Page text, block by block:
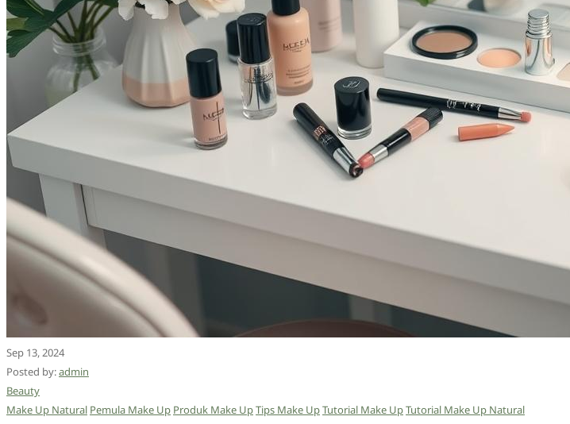
Sep 13, 2024
Posted by:admin
Beauty
Make Up Natural Pemula Make Up Produk Make UpTips Make UpTutorial Make UpTutorial Make Up Natural